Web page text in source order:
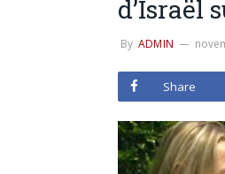
d’Israël
By ADMIN
Share